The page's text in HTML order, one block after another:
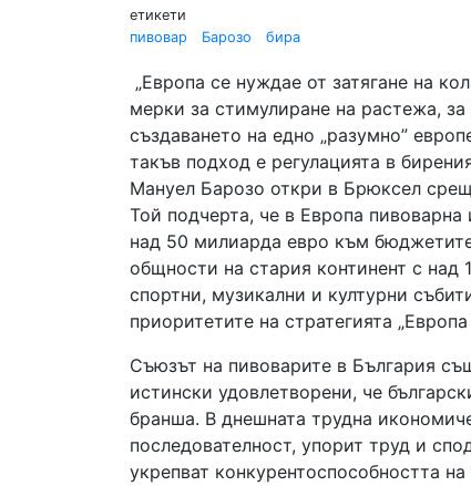
етикети
пивовар
Барозо бира
„Европа се нуждае от затягане на
мерки за стимулиране на растежа,
създаването на едно „разумно”
такъв подход е регулацията в
Мануел Барозо откри в Брюксел
Той подчерта, че в Европа
над 50 милиарда евро към
общности на стария континент с над
спортни, музикални и културни
приоритетите на стратегията „Европа
Съюзът на пивоварите в България
истински удовлетворени, че
бранша. В днешната трудна
последователност, упорит труд и
укрепват конкурентоспособността